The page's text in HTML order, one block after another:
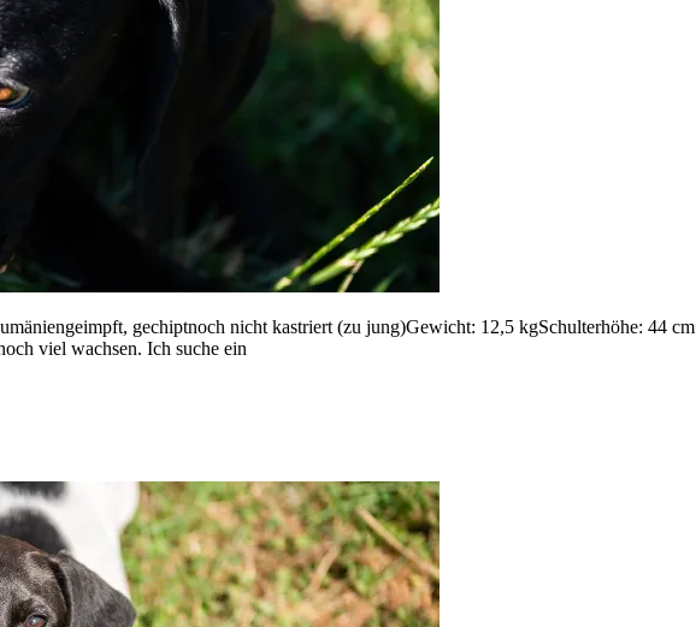
gechiptnoch nicht kastriert (zu jung)Gewicht: 12,5 kgSchulterhöhe: 44
viel wachsen. Ich suche ein